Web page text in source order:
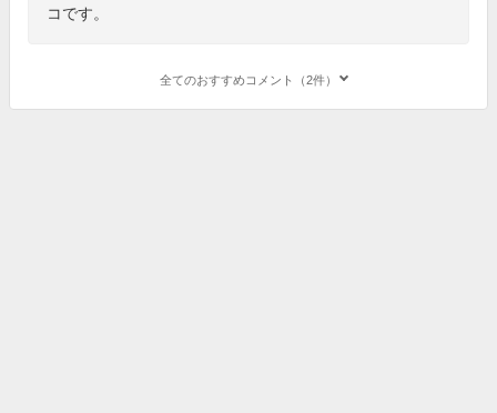
コです。
全てのおすすめコメント（2件）